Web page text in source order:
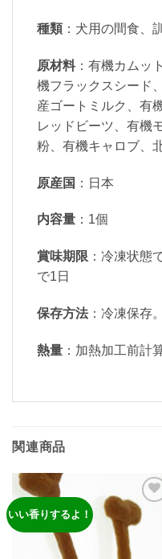
種類 ：犬用の間食、
原材料：有機カムッ
機フラックスシード
産ゴートミルク、有
レッドビーツ、有機
粉、有機キャロブ、
原産国 ：日本
内容量 ：1個
賞味期限 ：冷凍状態
で1日
保存方法 ：冷凍保存
熱量 ：加熱加工前計
関連商品
いい香りするよ！